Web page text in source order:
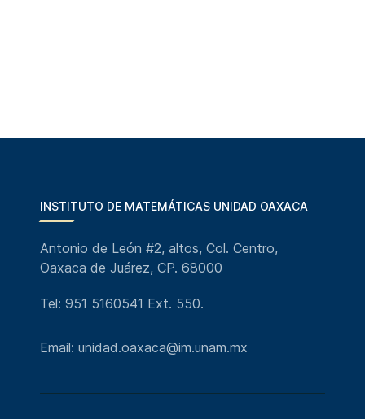
INSTITUTO DE MATEMÁTICAS UNIDAD OAXACA
Antonio de León #2, altos, Col. Centro,
Oaxaca de Juárez, CP. 68000
Tel: 951 5160541 Ext. 550.
Email: unidad.oaxaca@im.unam.mx